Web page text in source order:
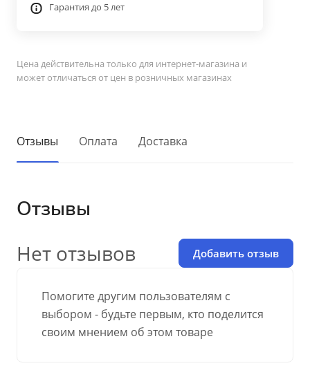
Гарантия до 5 лет
Цена действительна только для интернет-магазина и
может отличаться от цен в розничных магазинах
Отзывы Оплата Доставка
Отзывы
Помогите другим пользователям с
выбором - будьте первым, кто поделится
своим мнением об этом товаре
Нет отзывов Добавить отзыв